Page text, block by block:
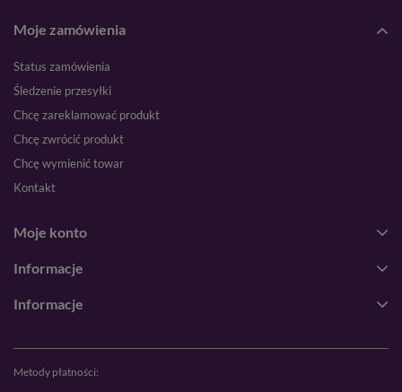
Moje zamówienia
Status zamówienia
Śledzenie przesyłki
Chcę zareklamować produkt
Chcę zwrócić produkt
Chcę wymienić towar
Kontakt
Moje konto
Informacje
Informacje
Metody płatności: